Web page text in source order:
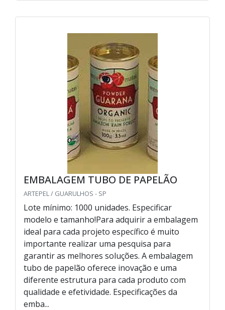
EMBALAGEM TUBO DE PAPELÃO
ARTEPEL / GUARULHOS - SP
Lote mínimo: 1000 unidades. Especificar
modelo e tamanho!Para adquirir a embalagem
ideal para cada projeto específico é muito
importante realizar uma pesquisa para
garantir as melhores soluções. A embalagem
tubo de papelão oferece inovação e uma
diferente estrutura para cada produto com
qualidade e efetividade. Especificações da
emba...